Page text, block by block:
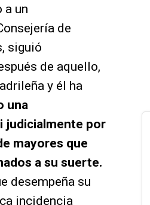
a un
de
siguió
de aquello,
y él ha
una
judicialmente por
mayores que
a su suerte.
desempeña su
incidencia